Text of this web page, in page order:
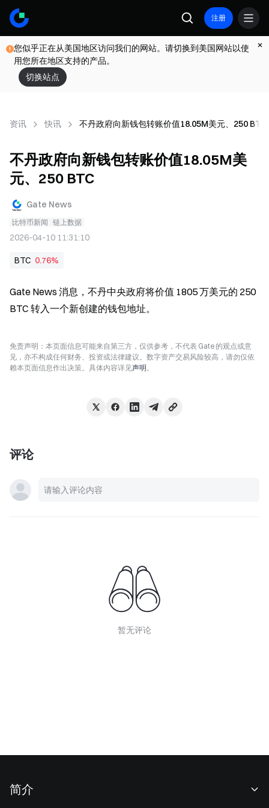
注册
您似乎正在从美国地区访问我们的网站。请切换到美国网站以使
用您所在地区支持的产品。
切换站点
资讯 快讯 不丹政府向新钱包转账价值18.05M美元、250 BTC
不丹政府向新钱包转账价值18.05M美
元、250 BTC
Gate News
比特币新闻 链上数据
2026-04-10 11:31:10
BTC 0.76%
Gate News 消息，不丹中央政府将价值 1805 万美元的 250
BTC 转入一个新创建的钱包地址。
免责声明：本页面信息可能来自第三方，仅供参考，不代表 Gate 的观点或意
见，亦不构成任何财务、投资或法律建议。数字资产交易风险较高，请勿仅依
赖本页面信息作出决策。具体内容详见声明。
评论
暂无评论
简介